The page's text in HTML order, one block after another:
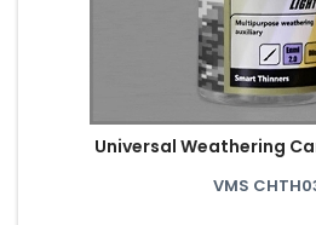
Universal Weathering
VMS